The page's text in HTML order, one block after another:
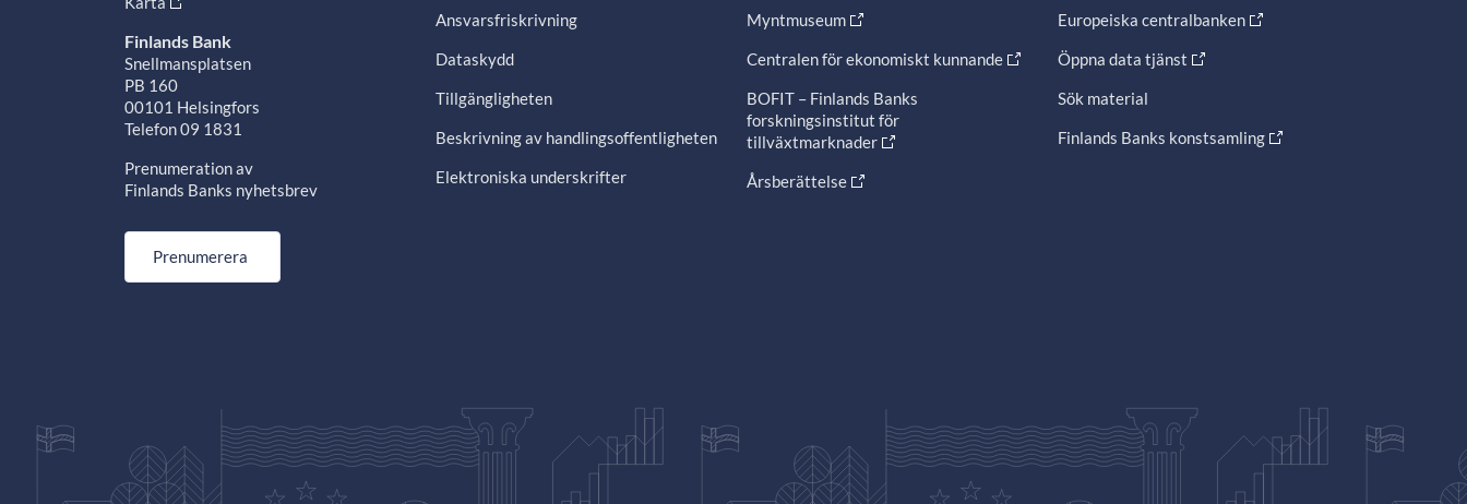
Finlands Bank
Snellmansplatsen
PB 160
00101 Helsingfors
Telefon 09 1831
Prenumeration av
Finlands Banks nyhetsbrev
Prenumerera
Ansvarsfriskrivning
Dataskydd
Tillgängligheten
Beskrivning av handlingsoffentligheten
Elektroniska underskrifter
Myntmuseum
Centralen för ekonomiskt kunnande
BOFIT – Finlands Banks
forskningsinstitut för
tillväxtmarknader
Årsberättelse
Europeiska centralbanken
Öppna data tjänst
Sök material
Finlands Banks konstsamling